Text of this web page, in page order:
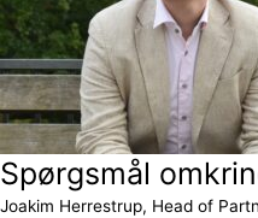
Spørgsmål
Joakim Herrestrup, Head of